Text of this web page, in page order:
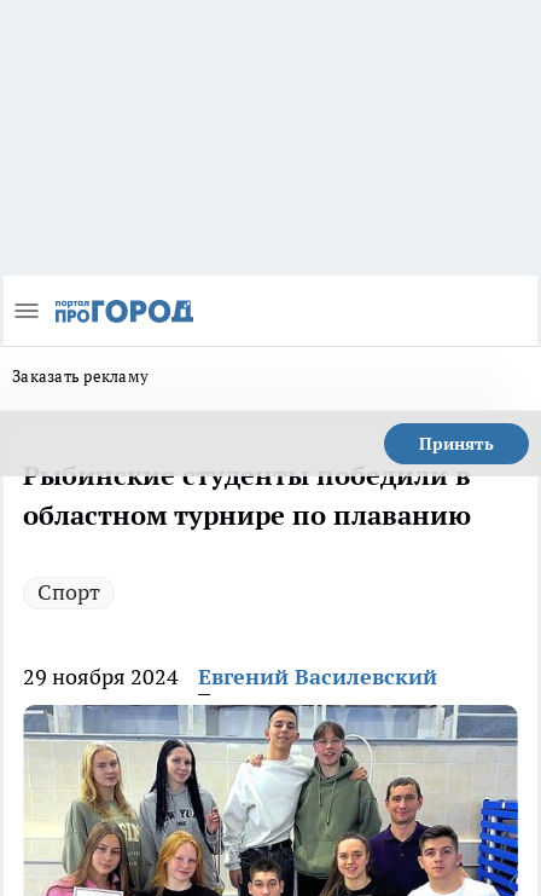
Заказать рекламу
Принять
Рыбинские студенты победили в
областном турнире по плаванию
Спорт
29 ноября 2024 Евгений Василевский